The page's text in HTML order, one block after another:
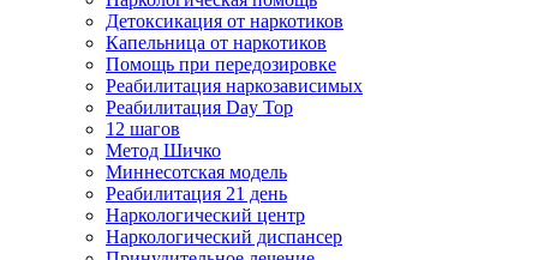
Детоксикация от наркотиков
Капельница от наркотиков
Помощь при передозировке
Реабилитация наркозависимых
Реабилитация Day Top
12 шагов
Метод Шичко
Миннесотская модель
Реабилитация 21 день
Наркологический центр
Наркологический диспансер